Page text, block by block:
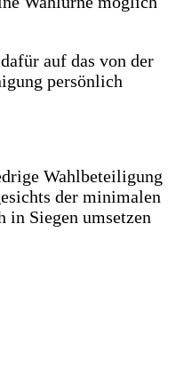
auf das von der
persönlich
Wahlbeteiligung
der minimalen
in Siegen umsetzen